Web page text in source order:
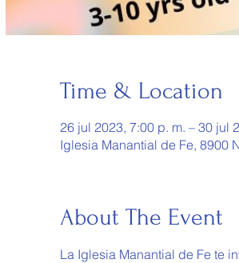
Time & Location
26 jul 2023, 7:00 p. m. – 30 jul
Iglesia Manantial de Fe, 8900
About The Event
La Iglesia Manantial de Fe te